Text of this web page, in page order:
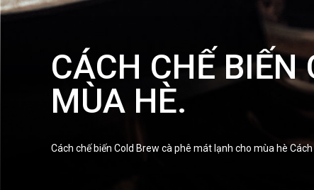
CÁCH CHẾ BIẾN
MÙA HÈ.
Cách chế biến Cold Brew cà phê mát lạnh cho mùa hè